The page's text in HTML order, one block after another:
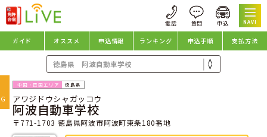
NAVI
ガイド オススメ 申込情報 ランキング 申込手順 支払方法
徳島県
アワジドウシャガッコウ
阿波自動車学校
〒771-1703 徳島県阿波市阿波町東条180番地